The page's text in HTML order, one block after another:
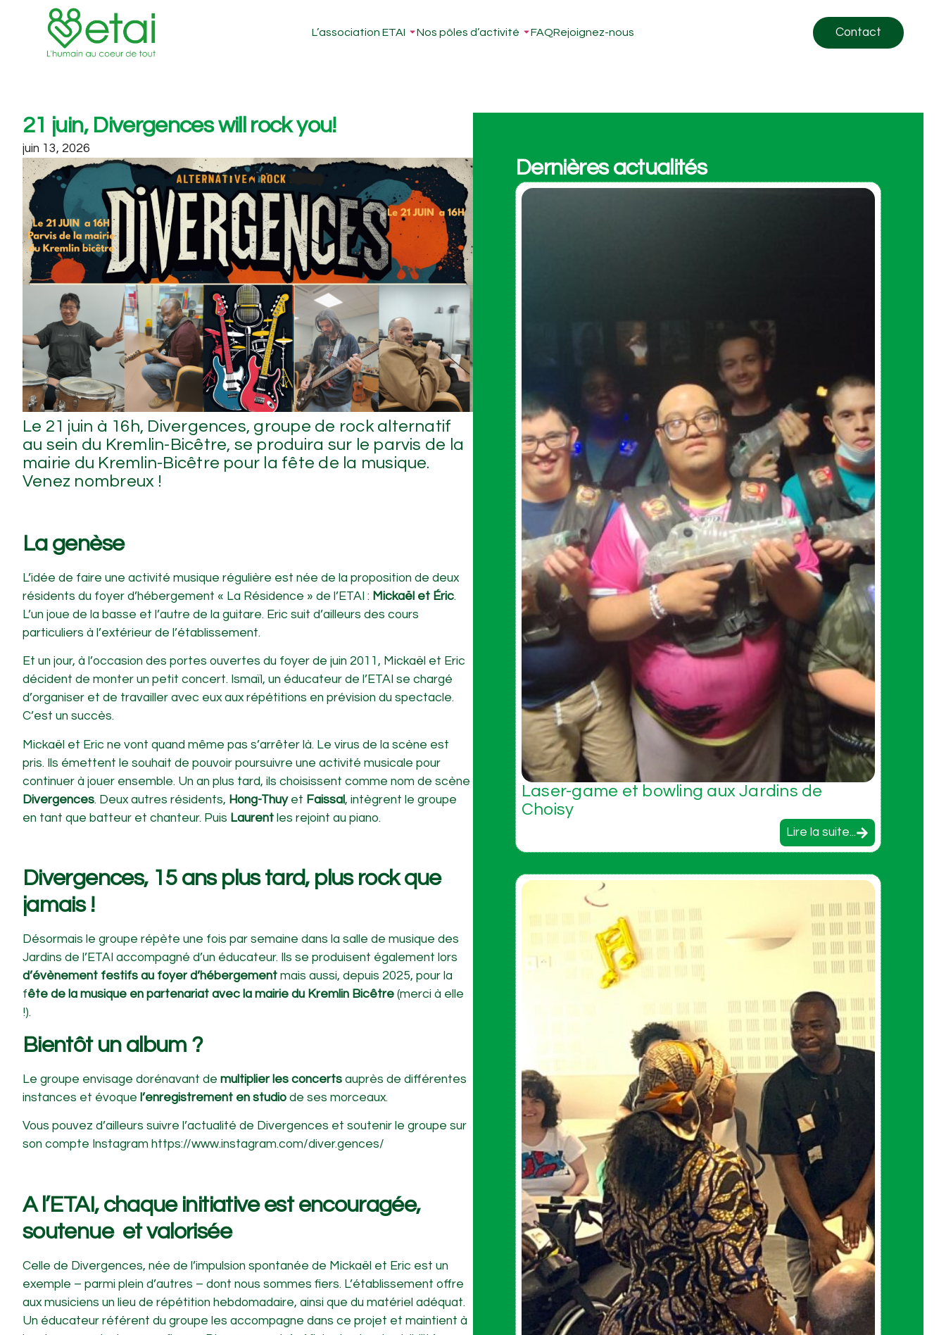
L’association ETAI Nos pôles d’activité FAQRejoignez-nous Contact
21 juin, Divergences will rock you!
juin 13, 2026
Le 21 juin à 16h, Divergences, groupe de rock alternatif
au sein du Kremlin-Bicêtre, se produira sur le parvis de la
mairie du Kremlin-Bicêtre pour la fête de la musique.
Venez nombreux !
La genèse
L’idée de faire une activité musique régulière est née de la proposition de deux
résidents du foyer d’hébergement « La Résidence » de l’ETAI : Mickaël et Éric.
L’un joue de la basse et l’autre de la guitare. Eric suit d’ailleurs des cours
particuliers à l’extérieur de l’établissement.
Et un jour, à l’occasion des portes ouvertes du foyer de juin 2011, Mickaël et Eric
décident de monter un petit concert. Ismaïl, un éducateur de l’ETAI se chargé
d’organiser et de travailler avec eux aux répétitions en prévision du spectacle.
C’est un succès.
Mickaël et Eric ne vont quand même pas s’arrêter là. Le virus de la scène est
pris. Ils émettent le souhait de pouvoir poursuivre une activité musicale pour
continuer à jouer ensemble. Un an plus tard, ils choisissent comme nom de scène
Divergences. Deux autres résidents, Hong-Thuyet Faissal, intègrent le groupe
en tant que batteur et chanteur. Puis Laurent les rejoint au piano.
Divergences, 15 ans plus tard, plus rock que
jamais !
Désormais le groupe répète une fois par semaine dans la salle de musique des
Jardins de l’ETAI accompagné d’un éducateur. Ils se produisent également lors
d’évènement festifs au foyer d’hébergement mais aussi, depuis 2025, pour la
fête de la musique en partenariat avec la mairie du Kremlin Bicêtre (merci à elle
!).
Bientôt un album ?
Le groupe envisage dorénavant de multiplier les concerts auprès de différentes
instances et évoque l’enregistrement en studio de ses morceaux.
Vous pouvez d’ailleurs suivre l’actualité de Divergences et soutenir le groupe sur
son compte Instagram https://www.instagram.com/diver.gences/
A l’ETAI, chaque initiative est encouragée,
soutenue et valorisée
Celle de Divergences, née de l’impulsion spontanée de Mickaël et Eric est un
exemple – parmi plein d’autres – dont nous sommes fiers. L’établissement offre
aux musiciens un lieu de répétition hebdomadaire, ainsi que du matériel adéquat.
Un éducateur référent du groupe les accompagne dans ce projet et maintient à
Dernières actualités
Laser-game et bowling aux Jardins de
Choisy
Lire la suite...